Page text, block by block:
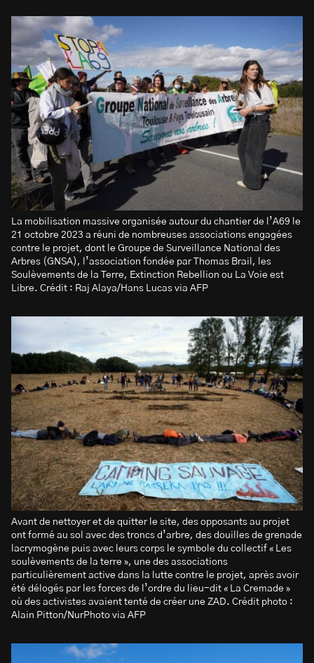
La mobilisation massive organisée autour du chantier de l’A69 le
21 octobre 2023 a réuni de nombreuses associations engagées
contre le projet, dont le Groupe de Surveillance National des
Arbres (GNSA), l’association fondée par Thomas Brail, les
Soulèvements de la Terre, Extinction Rebellion ou La Voie est
Libre. Crédit : Raj Alaya/Hans Lucas via AFP
Avant de nettoyer et de quitter le site, des opposants au projet
ont formé au sol avec des troncs d’arbre, des douilles de grenade
lacrymogène puis avec leurs corps le symbole du collectif « Les
soulèvements de la terre », une des associations
particulièrement active dans la lutte contre le projet, après avoir
été délogés par les forces de l’ordre du lieu-dit « La Cremade »
où des activistes avaient tenté de créer une ZAD. Crédit photo :
Alain Pitton/NurPhoto via AFP